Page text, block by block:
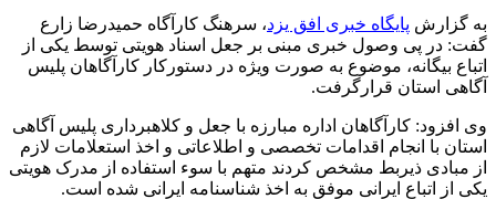
به گزارش پایگاه خبری افق یزد، سرهنگ کارآگاه حمیدرضا زارع
گفت: در پی وصول خبری مبنی بر جعل اسناد هویتی توسط یکی از
اتباع بیگانه، موضوع به صورت ویژه در دستورکار کارآگاهان پلیس
آگاهی استان قرارگرفت.
وی افزود: کارآگاهان اداره مبارزه با جعل و کلاهبرداری پلیس آگاهی
استان با انجام اقدامات تخصصی و اطلاعاتی و اخذ استعلامات لازم
از مبادی ذیربط مشخص کردند متهم با سوء استفاده از مدرک هویتی
یکی از اتباع ایرانی موفق به اخذ شناسنامه ایرانی شده است.